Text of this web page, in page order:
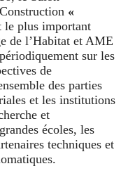
«
le plus important
de l’Habitat et AME
sur les
de
des parties
et les institutions
et
écoles, les
techniques et